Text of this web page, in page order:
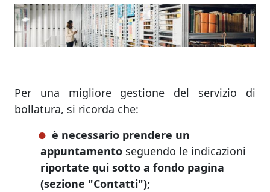
Per una migliore gestione del servizio di
bollatura, si ricorda che:
è necessario prendere un
appuntamentoseguendo le indicazioni
riportate qui sotto a fondo pagina
(sezione "Contatti");